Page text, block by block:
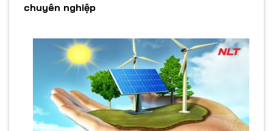
chuyên nghiệp